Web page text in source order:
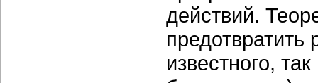
действий.
предотвратить
известного,